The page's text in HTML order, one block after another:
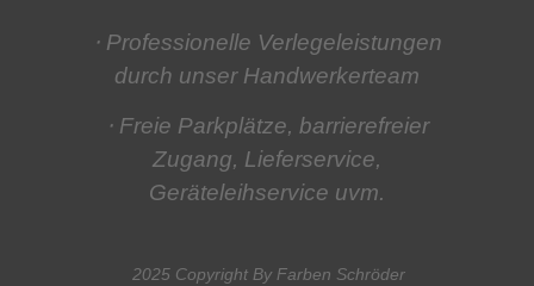
⋅ Professionelle Verlegeleistungen
durch unser Handwerkerteam
⋅ Freie Parkplätze, barrierefreier
Zugang, Lieferservice,
Geräteleihservice uvm.
2025 Copyright By Farben Schröder